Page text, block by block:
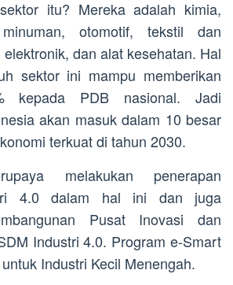
itu? Mereka adalah kimia,
otomotif, tekstil dan
dan alat kesehatan. Hal
sektor ini mampu memberikan
kepada PDB nasional. Jadi
akan masuk dalam 10 besar
terkuat di tahun 2030.
melakukan penerapan
4.0 dalam hal ini dan juga
Pusat Inovasi dan
Industri 4.0. Program e-Smart
Industri Kecil Menengah.